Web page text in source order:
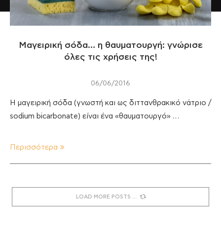
Μαγειρική σόδα… η θαυματουργή: γνώρισε
όλες τις χρήσεις της!
06/06/2016
Η μαγειρική σόδα (γνωστή και ως διττανθρακικό νάτριο /
sodium bicarbonate) είναι ένα «θαυματουργό» …
Περισσότερα
LOAD MORE POSTS